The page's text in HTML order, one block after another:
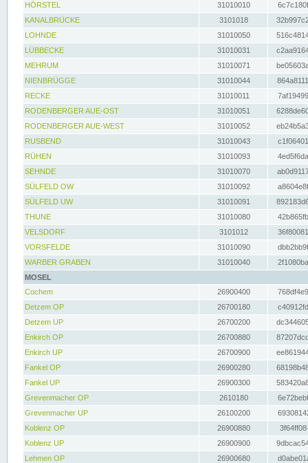
HÖRSTEL
31010010
KANALBRÜCKE
3101018
LOHNDE
31010050
LÜBBECKE
31010031
MEHRUM
31010071
NIENBRÜGGE
31010044
RECKE
31010011
RODENBERGER AUE-OST
31010051
RODENBERGER AUE-WEST
31010052
RUSBEND
31010043
RÜHEN
31010093
SEHNDE
31010070
SÜLFELD OW
31010092
SÜLFELD UW
31010091
THUNE
31010080
VELSDORF
3101012
VORSFELDE
31010090
WARBER GRABEN
31010040
MOSEL
Cochem
26900400
Detzem OP
26700180
Detzem UP
26700200
Enkirch OP
26700880
Enkirch UP
26700900
Fankel OP
26900280
Fankel UP
26900300
Grevenmacher OP
2610180
Grevenmacher UP
26100200
Koblenz OP
26900880
Koblenz UP
26900900
Lehmen OP
26900680